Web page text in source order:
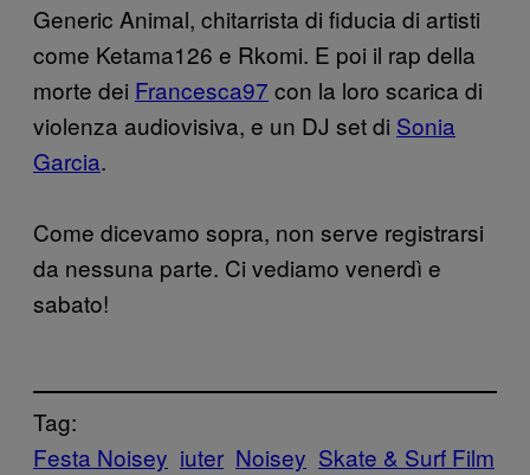
Generic Animal, chitarrista di fiducia di artisti
come Ketama126 e Rkomi. E poi il rap della
morte dei Francesca97 con la loro scarica di
violenza audiovisiva, e un DJ set di Sonia
Garcia.
Come dicevamo sopra, non serve registrarsi
da nessuna parte. Ci vediamo venerdì e
sabato!
Tag:
Festa Noisey iuter Noisey Skate & Surf Film